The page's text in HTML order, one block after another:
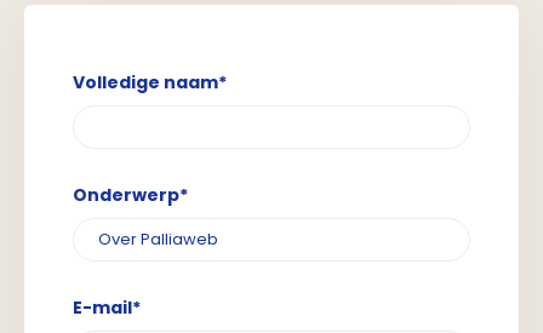
Volledige naam*
Onderwerp*
E-mail*